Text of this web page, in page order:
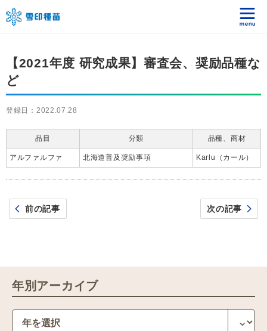
【2021年度 研究成果】審査会、奨励品種な
ど
登録日：2022.07.28
品目 分類 品種、商材
アルファルファ 北海道普及奨励事項 Karlu（カール）
前の記事 次の記事
年別アーカイブ